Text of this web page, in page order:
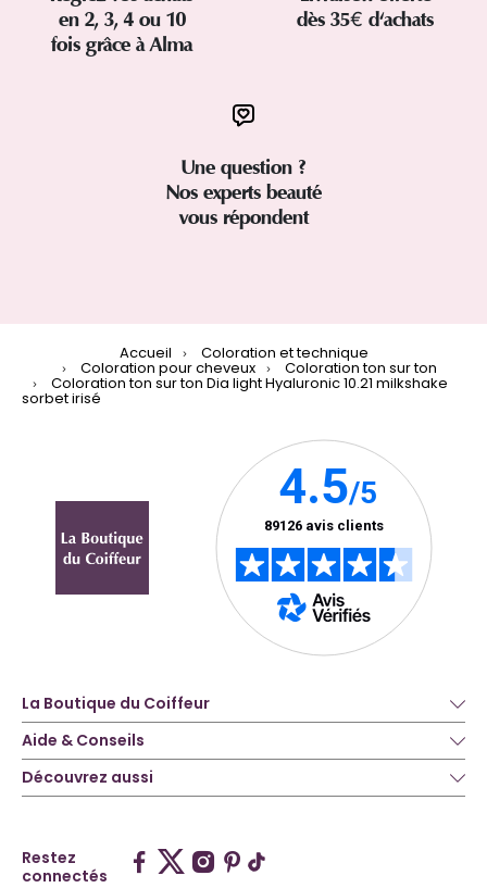
en 2, 3, 4 ou 10
fois grâce à Alma
dès 35€ d'achats
Une question ?
Nos experts beauté
vous répondent
Accueil Coloration et technique
Coloration pour cheveux Coloration ton sur ton
Coloration ton sur ton Dia light Hyaluronic 10.21 milkshake
sorbet irisé
La Boutique du Coiffeur
Aide & Conseils
Découvrez aussi
Restez
connectés